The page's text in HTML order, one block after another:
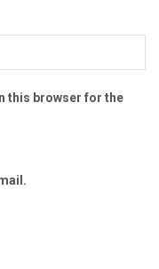
this browser for the